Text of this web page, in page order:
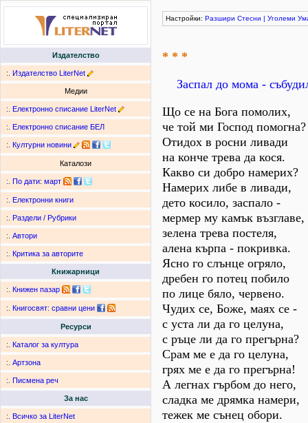
Издателство
:. Издателство LiterNet
Медии
:. Електронно списание LiterNet
:. Електронно списание БЕЛ
:. Културни новини
Каталози
:. По дати: март
:. Електронни книги
:. Раздели / Рубрики
:. Автори
:. Критика за авторите
Книжарници
:. Книжен пазар
:. Книгосвят: сравни цени
Ресурси
:. Каталог за култура
:. Артзона
:. Писмена реч
За нас
:. Всичко за LiterNet
Настройки: Разшири Стесни | Уголеми
* * *
Заспал до мома -
Що се на Бога помолих,
че той ми Господ помогна?
Отидох в росни ливади
на конче трева да кося.
Какво си добро намерих?
Намерих либе в ливади,
дето косило, заспало -
мермер му камък възглаве,
зелена трева постеля,
алена кърпа - покривка.
Ясно го слънце огряло,
дребен го потец побило
по лице бяло, червено.
Чудих се, Боже, маях се -
с уста ли да го целуна,
с ръце ли да го прегърна?
Срам ме е да го целуна,
грях ме е да го прегърна!
А легнах гърбом до него,
сладка ме дрямка намери,
тежек ме сънец обори.